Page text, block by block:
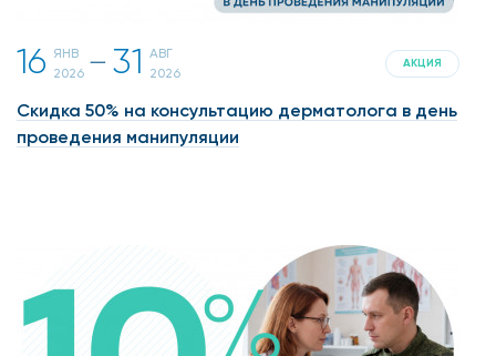
16 ЯНВ
2026 一 31 АВГ
2026
АКЦИЯ
Скидка 50% на консультацию дерматолога в день
проведения манипуляции